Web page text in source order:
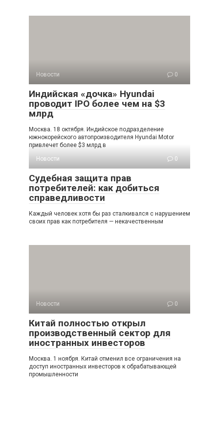
Новости 0
Индийская «дочка» Hyundai
проводит IPO более чем на $3
млрд
Москва. 18 октября. Индийское подразделение
южнокорейского автопроизводителя Hyundai Motor
привлечет более $3 млрд в
Новости
0
Судебная защита прав
потребителей: как добиться
справедливости
Каждый человек хотя бы раз сталкивался с нарушением
своих прав как потребителя — некачественным
Новости 0
Китай полностью открыл
производственный сектор для
иностранных инвесторов
Москва. 1 ноября. Китай отменил все ограничения на
доступ иностранных инвесторов к обрабатывающей
промышленности